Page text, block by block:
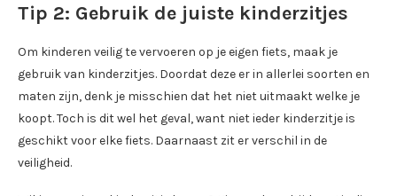
Tip 2: Gebruik de juiste kinderzitjes
Om kinderen veilig te vervoeren op je eigen fiets, maak je
gebruik van kinderzitjes. Doordat deze er in allerlei soorten en
maten zijn, denk je misschien dat het niet uitmaakt welke je
koopt. Toch is dit wel het geval, want niet ieder kinderzitje is
geschikt voor elke fiets. Daarnaast zit er verschil in de
veiligheid.